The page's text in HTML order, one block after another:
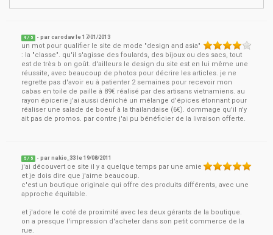
4 / 5 - parcarodav le17/01/2013
un mot pour qualifier le site de mode "design and asia"
: la "classe". qu'il s'agisse des foulards, des bijoux ou des sacs, tout
est de très b on goût. d'ailleurs le design du site est en lui même une
réussite, avec beaucoup de photos pour décrire les articles. je ne
regrette pas d'avoir eu à patienter 2 semaines pour recevoir mon
cabas en toile de paille à 89€ réalisé par des artisans vietnamiens. au
rayon épicerie j'ai aussi déniché un mélange d'épices étonnant pour
réaliser une salade de boeuf à la thailandaise (6€). dommage qu'il n'y
ait pas de promos. par contre j'ai pu bénéficier de la livraison offerte.
5 / 5 - parnakio_33 le19/08/2011
j'ai découvert ce site il y a quelque temps par une amie
et je dois dire que j'aime beaucoup.
c'est un boutique originale qui offre des produits différents, avec une
approche équitable.
et j'adore le coté de proximité avec les deux gérants de la boutique.
on a presque l'impression d'acheter dans son petit commerce de la
rue.